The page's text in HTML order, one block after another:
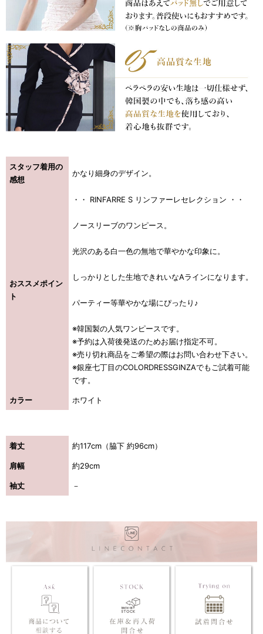
スタッフ着用の
感想
かなり細身のデザイン。
おススメポイン
ト
・・ RINFARRE S リンファーレセレクション ・・
ノースリーブのワンピース。
光沢のある白一色の無地で華やかな印象に。
しっかりとした生地できれいなAラインになります。
パーティー等華やかな場にぴったり♪
※韓国製の人気ワンピースです。
※予約は入荷後発送のためお届け指定不可。
※売り切れ商品をご希望の際はお問い合わせ下さい。
※銀座七丁目のCOLORDRESSGINZAでもご試着可能
です。
カラー ホワイト
着丈 約117cm（脇下 約96cm）
肩幅 約29cm
袖丈 －
立てる一着。
ース
ンピース